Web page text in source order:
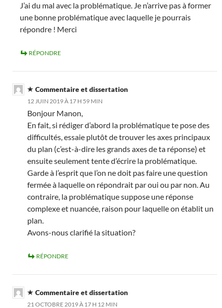
J’ai du mal avec la problématique. Je n’arrive pas à former
une bonne problématique avec laquelle je pourrais
répondre ! Merci
RÉPONDRE
Commentaire et dissertation
12 JUIN 2019 À 17 H 59 MIN
Bonjour Manon,
En fait, si rédiger d’abord la problématique te pose des
difficultés, essaie plutôt de trouver les axes principaux
du plan (c’est-à-dire les grands axes de ta réponse) et
ensuite seulement tente d’écrire la problématique.
Garde à l’esprit que l’on ne doit pas faire une question
fermée à laquelle on répondrait par oui ou par non. Au
contraire, la problématique suppose une réponse
complexe et nuancée, raison pour laquelle on établit un
plan.
Avons-nous clarifié la situation?
RÉPONDRE
Commentaire et dissertation
21 OCTOBRE 2019 À 17 H 12 MIN